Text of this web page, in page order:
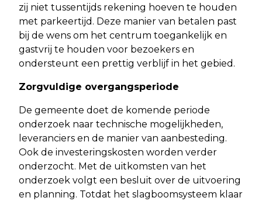
zij niet tussentijds rekening hoeven te houden
met parkeertijd. Deze manier van betalen past
bij de wens om het centrum toegankelijk en
gastvrij te houden voor bezoekers en
ondersteunt een prettig verblijf in het gebied.
Zorgvuldige overgangsperiode
De gemeente doet de komende periode
onderzoek naar technische mogelijkheden,
leveranciers en de manier van aanbesteding.
Ook de investeringskosten worden verder
onderzocht. Met de uitkomsten van het
onderzoek volgt een besluit over de uitvoering
en planning. Totdat het slagboomsysteem klaar